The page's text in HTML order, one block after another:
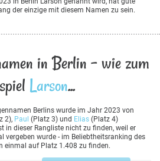
der einzige mit diesem Namen zu sein.
in Berlin - wie zum
Larson...
Berlins wurde im Jahr 2023 von
2), Paul (Platz 3) und Elias (Platz 4)
in dieser Rangliste nicht zu finden, weil er
vergeben wurde - im Beliebtheitsranking des
einmal auf Platz 1.408 zu finden.